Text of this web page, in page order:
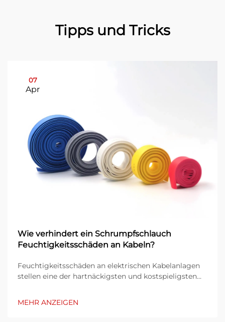
Tipps und Tricks
07
Apr
Wie verhindert ein Schrumpfschlauch
Feuchtigkeitsschäden an Kabeln?
Feuchtigkeitsschäden an elektrischen Kabelanlagen
stellen eine der hartnäckigsten und kostspieligsten
Instandhaltung von Infrastruktur konfrontiert sehen.
MEHR ANZEIGEN